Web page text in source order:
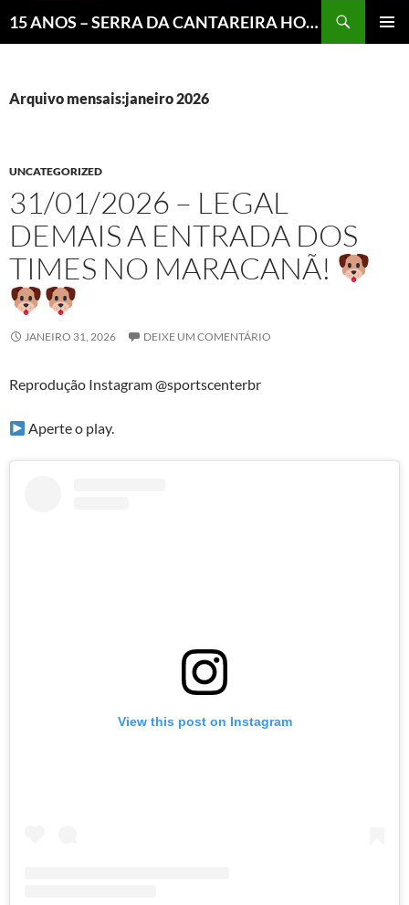
15 ANOS – SERRA DA CANTAREIRA HOJE E COTIDIANO DO BRASIL E DO MUNDO
Arquivo mensais:janeiro 2026
UNCATEGORIZED
31/01/2026 – LEGAL
DEMAIS A ENTRADA DOS
TIMES NO MARACANÃ!
JANEIRO 31, 2026 DEIXE UM COMENTÁRIO
Reprodução Instagram @sportscenterbr
Aperte o play.
View this post on Instagram